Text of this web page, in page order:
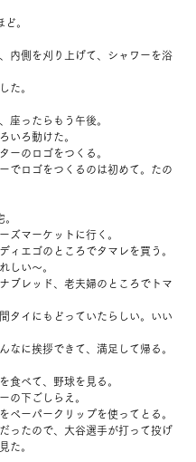
。
内側を刈り上げて、シャワーを浴
た。
座ったらもう午後。
いろ動けた。
ーのロゴをつくる。
でロゴをつくるのは初めて。たの
ズマーケットに行く。
ィエゴのところでタマレを買う。
しい～。
ブレッド、老夫婦のところでトマ
タイにもどっていたらしい。いい
なに挨拶できて、満足して帰る。
食べて、野球を見る。
の下ごしらえ。
ペーパークリップを使ってとる。
ったので、大谷選手が打って投げ
た。